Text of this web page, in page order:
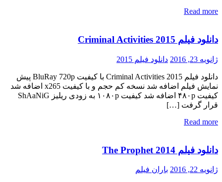
Read more
دانلود فیلم Criminal Activities 2015
ژانویه 23, 2016 دانلود فیلم 2015
دانلود فیلم Criminal Activities 2015 با کیفیت BluRay 720p پیش
نمایش فیلم اضافه شد نسخه کم حجم و با کیفیت x265 اضافه شد
کیفیت ۴۸۰p اضافه شد کیفیت ۱۰۸۰p به زودی ریلیز ShAaNiG
قرار گرفت […]
Read more
دانلود فیلم The Prophet 2014
ژانویه 22, 2016 باران فیلم